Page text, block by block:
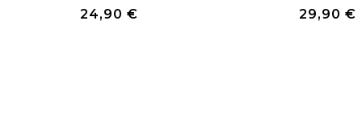
24,90 €
29,90 €